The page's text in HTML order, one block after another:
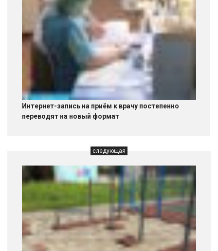
Интернет-запись на приём к врачу постепенно
переводят на новый формат
следующая